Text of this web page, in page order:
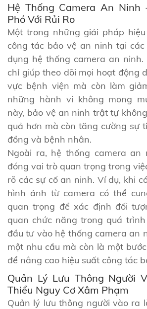
Hệ Thống Camera An
Phó Với Rủi Ro
Một trong những giải pháp
công tác bảo vệ an ninh tại
dụng hệ thống camera an
chỉ giúp theo dõi mọi hoạt động
vực bệnh viện mà còn làm
những hành vi không mong
này, bảo vệ an ninh trật tự
quả hơn mà còn tăng cường sự
đồng và bệnh nhân.
Ngoài ra, hệ thống camera an
đóng vai trò quan trọng trong
rõ các sự cố an ninh. Ví dụ, khi
hình ảnh từ camera có thể
quan trọng để xác định đối
quan chức năng trong quá
đầu tư vào hệ thống camera an
một nhu cầu mà còn là một
để nâng cao hiệu suất công tác
Quản Lý Lưu Thông Người
Thiểu Nguy Cơ Xâm Phạm
Quản lý lưu thông người vào ra